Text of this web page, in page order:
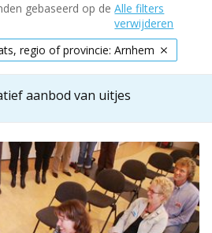
gebaseerd op de Alle filters
verwijderen
regio of provincie: Arnhem
aanbod van uitjes